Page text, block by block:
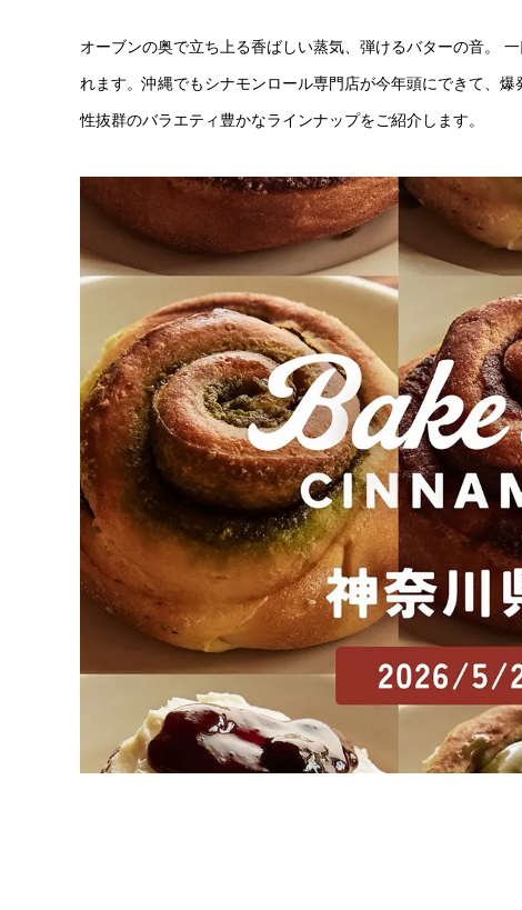
オーブンの奥で立ち上る香ばしい蒸気、弾けるバターの音。
れます。沖縄でもシナモンロール専門店が今年頭にできて、
性抜群のバラエティ豊かなラインナップをご紹介します。